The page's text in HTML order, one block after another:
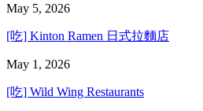
May 5, 2026
[吃] Kinton Ramen 日式拉麵店
May 1, 2026
[吃] Wild Wing Restaurants